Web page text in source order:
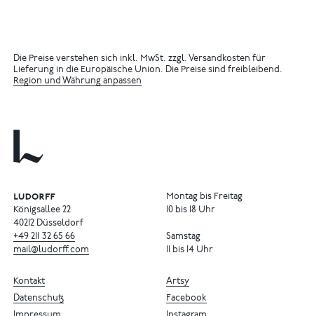
Die Preise verstehen sich inkl. MwSt. zzgl. Versandkosten für
Lieferung in die Europäische Union. Die Preise sind freibleibend.
Region und Währung anpassen
Königsallee 22
40212 Düsseldorf
+49 211 32 65 66
mail@ludorff.com
Montag bis Freitag
10 bis 18 Uhr
Samstag
11 bis 14 Uhr
Artsy
Facebook
Kontakt
Datenschutz